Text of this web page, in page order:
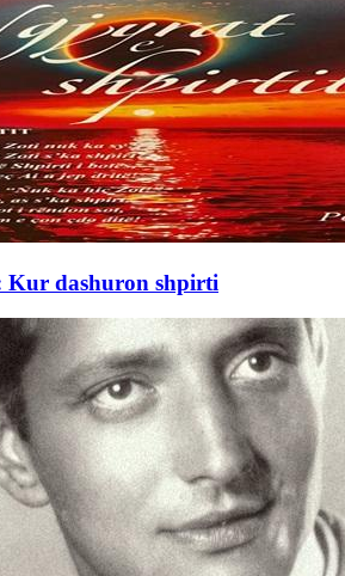
Kur dashuron shpirti